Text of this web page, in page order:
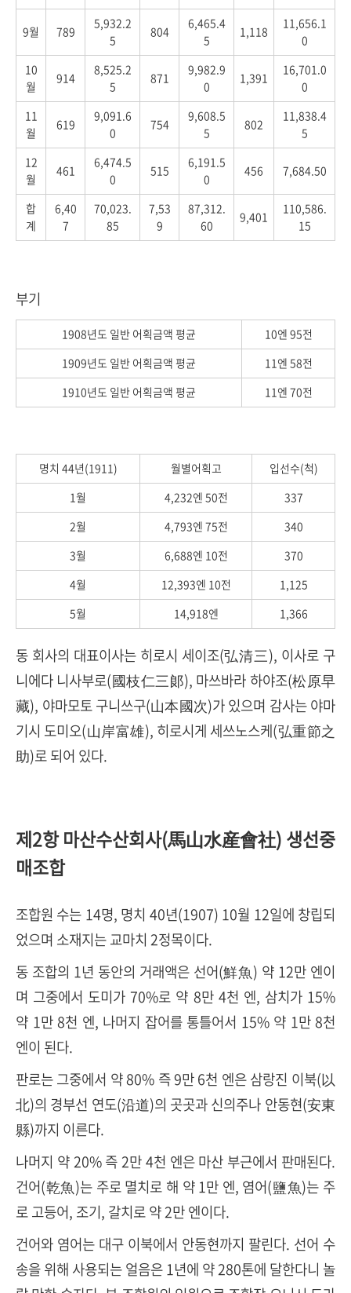
9월 789
5,932.2
5
804
6,465.4
5
1,118
11,656.1
0
10
월
914
8,525.2
5
871
9,982.9
0
1,391
16,701.0
0
11
월
619
9,091.6
0
754
9,608.5
5
802
11,838.4
5
12
월
461
6,474.5
0
515
6,191.5
0
456 7,684.50
합
계
6,40
7
70,023.
85
7,53
9
87,312.
60
9,401
110,586.
15
부기
1908년도 일반 어획금액 평균
10엔 95전
1909년도 일반 어획금액 평균
11엔 58전
1910년도 일반 어획금액 평균
11엔 70전
명치 44년(1911) 월별어획고
입선수(척)
1월
4,232엔 50전
337
2월
4,793엔 75전
340
3월
6,688엔 10전
370
4월
12,393엔 10전
1,125
5월
14,918엔 1,366
동 회사의 대표이사는 히로시 세이조(弘清三), 이사로 구
니에다 니사부로(國枝仁三郞), 마쓰바라 하야조(松原早
藏), 야마모토 구니쓰구(山本國次)가 있으며 감사는 야마
기시 도미오(山岸富雄), 히로시게 세쓰노스케(弘重節之
助)로 되어 있다.
제2항 마산수산회사(馬山水産會社) 생선중
매조합
조합원 수는 14명, 명치 40년(1907) 10월 12일에 창립되
었으며 소재지는 교마치 2정목이다.
동 조합의 1년 동안의 거래액은 선어(鮮魚) 약 12만 엔이
며 그중에서 도미가 70%로 약 8만 4천 엔, 삼치가 15%
약 1만 8천 엔, 나머지 잡어를 통틀어서 15% 약 1만 8천
엔이 된다.
판로는 그중에서 약 80% 즉 9만 6천 엔은 삼랑진 이북(以
北)의 경부선 연도(沿道)의 곳곳과 신의주나 안동현(安東
縣)까지 이른다.
나머지 약 20% 즉 2만 4천 엔은 마산 부근에서 판매된다.
건어(乾魚)는 주로 멸치로 해 약 1만 엔, 염어(鹽魚)는 주
로 고등어, 조기, 갈치로 약 2만 엔이다.
건어와 염어는 대구 이북에서 안동현까지 팔린다. 선어 수
송을 위해 사용되는 얼음은 1년에 약 280톤에 달한다니 놀